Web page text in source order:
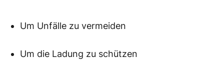
Um Unfälle zu vermeiden
Um die Ladung zu schützen